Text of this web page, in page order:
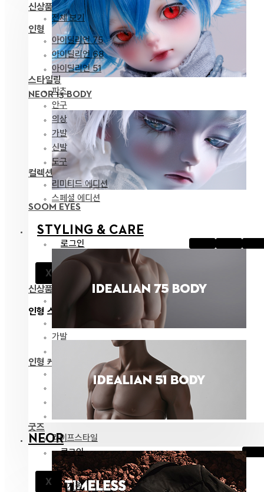
NEOR 13 BODY
SOOM EYES
STYLING & CARE
로그인
X
공지
신상품
전체 보기
인형 스타일링
가발
인형 케어
메이크업용품
커스텀용품
굿즈
라이프스타일
신상품
전체 보기
인형
아이딜리언 75
아이딜리언 68
아이딜리언 51
스타일링
파츠
안구
의상
가발
신발
도구
컬렉션
리미티드 에디션
스페셜 에디션
NEOR
로그인
X
공지
고객지원